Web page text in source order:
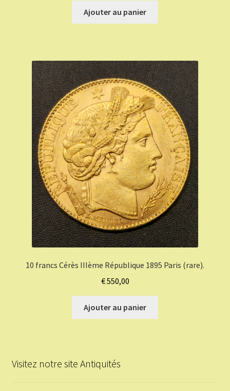
Ajouter au panier
10 francs Cérès IIIème République 1895 Paris (rare).
€550,00
Ajouter au panier
Visitez notre site Antiquités